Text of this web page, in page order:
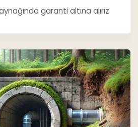
garanti altına alırız